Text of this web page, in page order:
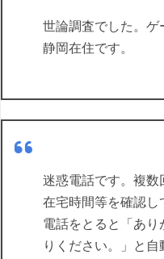
世論調査でした。ゲ
静岡在住です。
迷惑電話です。複数
在宅時間等を確認し
電話をとると「あり
りください。」と自